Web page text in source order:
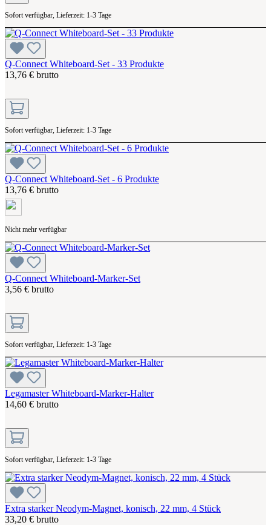
Sofort verfügbar, Lieferzeit: 1-3 Tage
Q-Connect Whiteboard-Set - 33 Produkte
13,76 € brutto
Sofort verfügbar, Lieferzeit: 1-3 Tage
Q-Connect Whiteboard-Set - 6 Produkte
13,76 € brutto
Nicht mehr verfügbar
Q-Connect Whiteboard-Marker-Set
3,56 € brutto
Sofort verfügbar, Lieferzeit: 1-3 Tage
Legamaster Whiteboard-Marker-Halter
14,60 € brutto
Sofort verfügbar, Lieferzeit: 1-3 Tage
Extra starker Neodym-Magnet, konisch, 22 mm, 4 Stück
33,20 € brutto